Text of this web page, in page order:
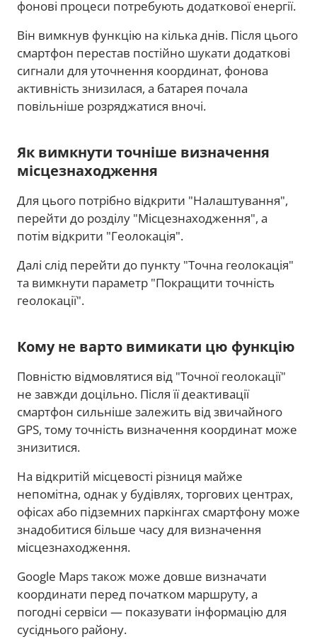
фонові процеси потребують додаткової енергії.
Він вимкнув функцію на кілька днів. Після цього
смартфон перестав постійно шукати додаткові
сигнали для уточнення координат, фонова
активність знизилася, а батарея почала
повільніше розряджатися вночі.
Як вимкнути точніше визначення
місцезнаходження
Для цього потрібно відкрити "Налаштування",
перейти до розділу "Місцезнаходження", а
потім відкрити "Геолокація".
Далі слід перейти до пункту "Точна геолокація"
та вимкнути параметр "Покращити точність
геолокації".
Кому не варто вимикати цю функцію
Повністю відмовлятися від "Точної геолокації"
не завжди доцільно. Після її деактивації
смартфон сильніше залежить від звичайного
GPS, тому точність визначення координат може
знизитися.
На відкритій місцевості різниця майже
непомітна, однак у будівлях, торгових центрах,
офісах або підземних паркінгах смартфону може
знадобитися більше часу для визначення
місцезнаходження.
Google Maps також може довше визначати
координати перед початком маршруту, а
погодні сервіси — показувати інформацію для
сусіднього району.